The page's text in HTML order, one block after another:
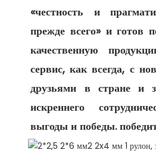
«честность и
прежде всего» и готов
качественную
сервис, как всегда, с
друзьями в стране и
искреннего